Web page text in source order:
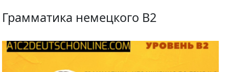
Грамматика немецкого B2